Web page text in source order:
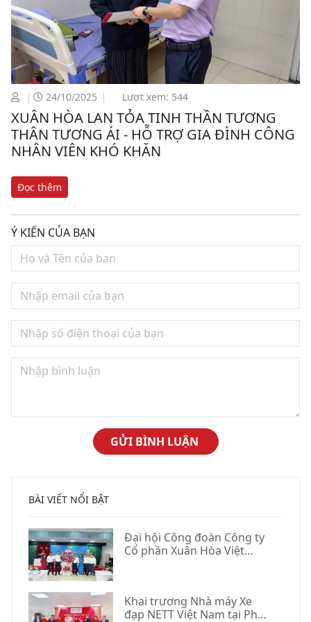
24/10/2025 Lượt xem: 544
XUÂN HÒA LAN TỎA TINH THẦN TƯƠNG
THÂN TƯƠNG ÁI - HỖ TRỢ GIA ĐÌNH CÔNG
NHÂN VIÊN KHÓ KHĂN
Đọc thêm
Ý KIẾN CỦA BẠN
BÀI VIẾT NỔI BẬT
Đại hội Công đoàn Công ty
Cổ phần Xuân Hòa Việt
Khai trương Nhà máy Xe
đạp NETT Việt Nam tại Phú